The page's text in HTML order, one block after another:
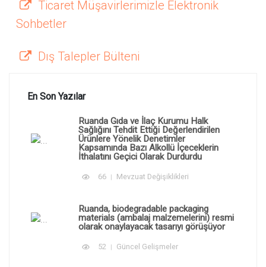
Ticaret Müşavirlerimizle Elektronik
Sohbetler
Dış Talepler Bülteni
En Son Yazılar
Ruanda Gıda ve İlaç Kurumu Halk
Sağlığını Tehdit Ettiği Değerlendirilen
Ürünlere Yönelik Denetimler
Kapsamında Bazı Alkollü İçeceklerin
İthalatını Geçici Olarak Durdurdu
66 Mevzuat Değişiklikleri
Ruanda, biodegradable packaging
materials (ambalaj malzemelerini) resmi
olarak onaylayacak tasarıyı görüşüyor
52 Güncel Gelişmeler